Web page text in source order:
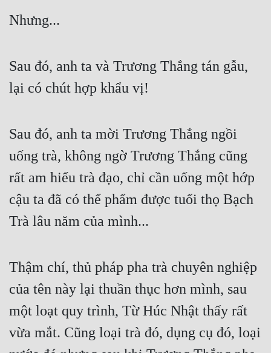
Truyện Dịch
Truyện Nhập Môn
Xa Lộ Dịch
Cung Đấu
Cạnh Kỹ
Cổ Tiên Hiệp
Du Hí
Dã Sử
Dị Giới
Nhưng...
Sau đó, anh ta và Trương Thắng tán gẫu,
lại có chút hợp khẩu vị!
Sau đó, anh ta mời Trương Thắng ngồi
uống trà, không ngờ Trương Thắng cũng
rất am hiểu trà đạo, chỉ cần uống một hớp
cậu ta đã có thể phẩm được tuổi thọ Bạch
Trà lâu năm của mình...
Thậm chí, thủ pháp pha trà chuyên nghiệp
của tên này lại thuần thục hơn mình, sau
một loạt quy trình, Từ Húc Nhật thấy rất
vừa mắt. Cũng loại trà đó, dụng cụ đó, loại